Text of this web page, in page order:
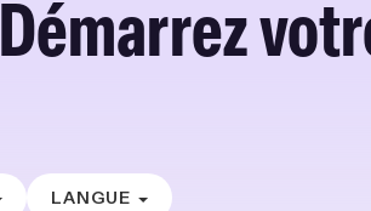
Démarrez
LANGUE